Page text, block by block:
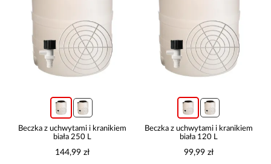
Beczka z uchwytami i kranikiem
biała 250 L
144,99 zł
Beczka z uchwytami i kranikiem
biała 120 L
99,99 zł